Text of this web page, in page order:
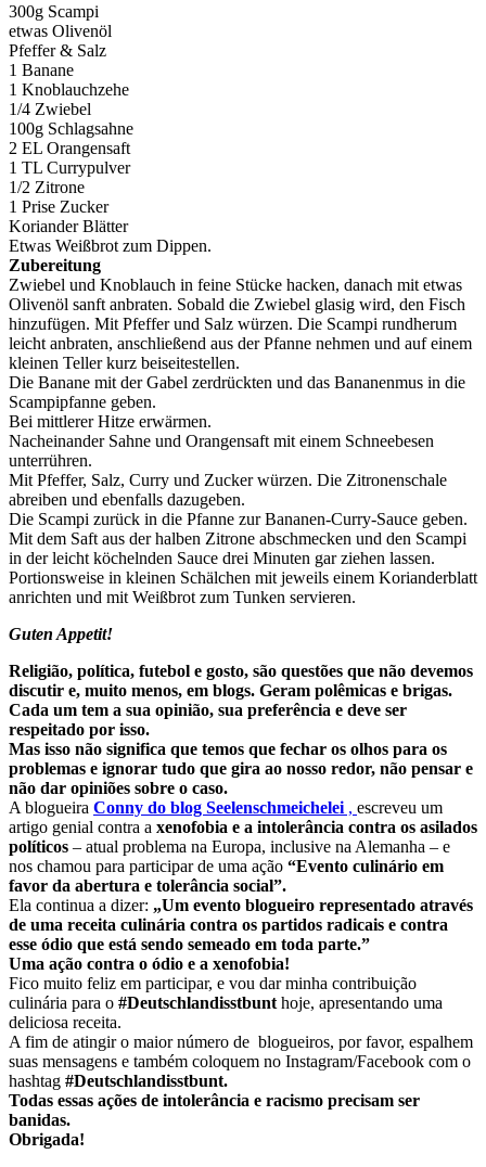
300g Scampi
etwas Olivenöl
Pfeffer & Salz
1 Banane
1 Knoblauchzehe
1/4 Zwiebel
100g Schlagsahne
2 EL Orangensaft
1 TL Currypulver
1/2 Zitrone
1 Prise Zucker
Koriander Blätter
Etwas Weißbrot zum Dippen.
Zubereitung
Zwiebel und Knoblauch in feine Stücke hacken, danach mit etwas
Olivenöl sanft anbraten. Sobald die Zwiebel glasig wird, den Fisch
hinzufügen. Mit Pfeffer und Salz würzen. Die Scampi rundherum
leicht anbraten, anschließend aus der Pfanne nehmen und auf einem
kleinen Teller kurz beiseitestellen.
Die Banane mit der Gabel zerdrückten und das Bananenmus in die
Scampipfanne geben.
Bei mittlerer Hitze erwärmen.
Nacheinander Sahne und Orangensaft mit einem Schneebesen
unterrühren.
Mit Pfeffer, Salz, Curry und Zucker würzen. Die Zitronenschale
abreiben und ebenfalls dazugeben.
Die Scampi zurück in die Pfanne zur Bananen-Curry-Sauce geben.
Mit dem Saft aus der halben Zitrone abschmecken und den Scampi
in der leicht köchelnden Sauce drei Minuten gar ziehen lassen.
Portionsweise in kleinen Schälchen mit jeweils einem Korianderblatt
anrichten und mit Weißbrot zum Tunken servieren.
Guten Appetit!
Religião, política, futebol e gosto, são questões que não devemos
discutir e, muito menos, em blogs. Geram polêmicas e brigas.
Cada um tem a sua opinião, sua preferência e deve ser
respeitado por isso.
Mas isso não significa que temos que fechar os olhos para os
problemas e ignorar tudo que gira ao nosso redor, não pensar e
não dar opiniões sobre o caso.
A blogueira Conny do blog Seelenschmeichelei , escreveu um
artigo genial contra a xenofobia e a intolerância contra os asilados
políticos – atual problema na Europa, inclusive na Alemanha – e
nos chamou para participar de uma ação “Evento culinário em
favor da abertura e tolerância social”.
Ela continua a dizer: „Um evento blogueiro representado através
de uma receita culinária contra os partidos radicais e contra
esse ódio que está sendo semeado em toda parte.”
Uma ação contra o ódio e a xenofobia!
Fico muito feliz em participar, e vou dar minha contribuição
culinária para o #Deutschlandisstbunt hoje, apresentando uma
deliciosa receita.
A fim de atingir o maior número de blogueiros, por favor, espalhem
suas mensagens e também coloquem no Instagram/Facebook com o
hashtag #Deutschlandisstbunt.
Todas essas ações de intolerância e racismo precisam ser
banidas.
Obrigada!